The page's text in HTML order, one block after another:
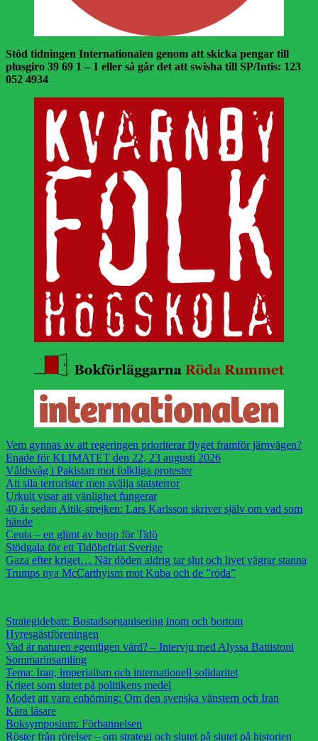
Stöd tidningen Internationalen genom att skicka pengar till
plusgiro 39 69 1 – 1 eller så går det att swisha till SP/Intis: 123
052 4934
Vem gynnas av att regeringen prioriterar flyget framför järnvägen?
Enade för KLIMATET den 22, 23 augusti 2026
Våldsvåg i Pakistan mot folkliga protester
Att sila terrorister men svälja statsterror
Urkult visar att vänlighet fungerar
40 år sedan Aitik-strejken: Lars Karlsson skriver själv om vad som
hände
Ceuta – en glimt av hopp för Tidö
Stödgala för ett Tidöbefriat Sverige
Gaza efter kriget… När döden aldrig tar slut och livet vägrar stanna
Trumps nya McCarthyism mot Kuba och de ”röda”
Strategidebatt: Bostadsorganisering inom och bortom
Hyresgästföreningen
Vad är naturen egentligen värd? – Intervju med Alyssa Battistoni
Sommarinsamling
Tema: Iran, imperialism och internationell solidaritet
Kriget som slutet på politikens medel
Modet att vara enhörning: Om den svenska vänstern och Iran
Kära läsare
Boksymposium: Förbannelsen
Röster från rörelser – om strategi och slutet på slutet på historien